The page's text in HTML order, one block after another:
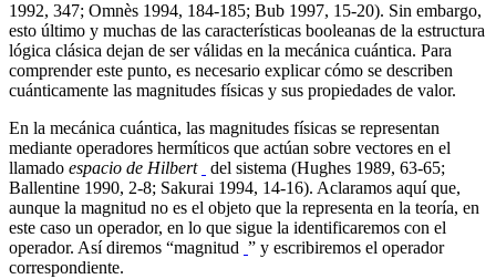
1992, 347; Omnès 1994, 184-185; Bub 1997, 15-20). Sin embargo,
esto último y muchas de las características booleanas de la estructura
lógica clásica dejan de ser válidas en la mecánica cuántica. Para
comprender este punto, es necesario explicar cómo se describen
cuánticamente las magnitudes físicas y sus propiedades de valor.
En la mecánica cuántica, las magnitudes físicas se representan
mediante operadores hermíticos que actúan sobre vectores en el
llamado espacio de Hilbert
del sistema (Hughes 1989, 63-65;
Ballentine 1990, 2-8; Sakurai 1994, 14-16). Aclaramos aquí que,
aunque la magnitud no es el objeto que la representa en la teoría, en
este caso un operador, en lo que sigue la identificaremos con el
operador. Así diremos “magnitud ” y escribiremos el operador
correspondiente.